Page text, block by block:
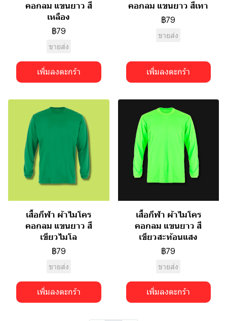
คอกลม แขนยาว สี
เหลือง
฿79
ขายส่ง
เพิ่มลงตะกร้า
คอกลม แขนยาว สีเทา
฿79
ขายส่ง
เพิ่มลงตะกร้า
เสื้อกีฬา ผ้าไมโคร
คอกลม แขนยาว สี
เขียวไมโล
฿79
ขายส่ง
เพิ่มลงตะกร้า
เสื้อกีฬา ผ้าไมโคร
คอกลม แขนยาว สี
เขียวสะท้อนแสง
฿79
ขายส่ง
เพิ่มลงตะกร้า